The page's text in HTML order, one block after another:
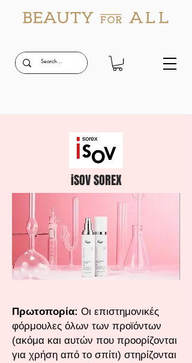
iSOV SOREX
Πρωτοπορία: Οι επιστημονικές
φόρμουλες όλων των προϊόντων
(ακόμα και αυτών που προορίζονται
για χρήση από το σπίτι) στηρίζονται